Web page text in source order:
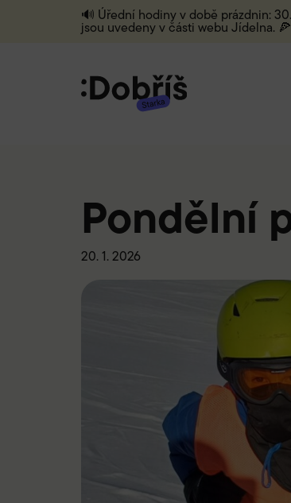
🔊 Úřední hodiny v době prázdnin:
jsou uvedeny v části webu Jídelna. 🍕
Pondělní
20. 1. 2026